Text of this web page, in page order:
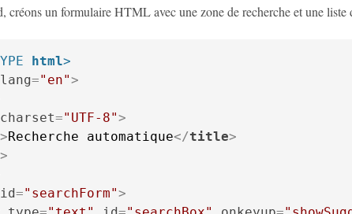
créons un formulaire HTML avec une zone de recherche et une liste
html>
lang="en">
charset="UTF-8">
>Recherche automatique</title>
>
id="searchForm">